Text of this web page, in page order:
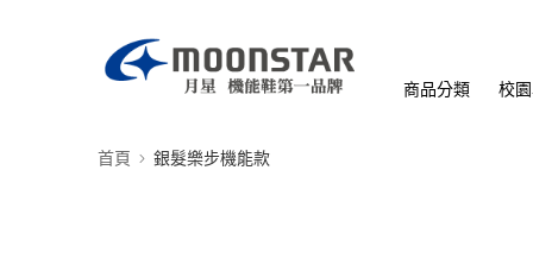
商品分類 校
首頁 銀髮樂步機能款